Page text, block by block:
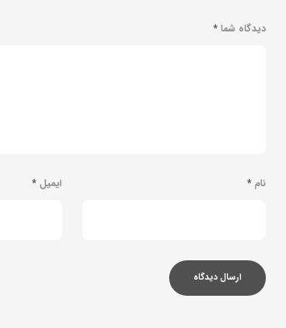
دیدگاه شما *
نام * ایمیل *